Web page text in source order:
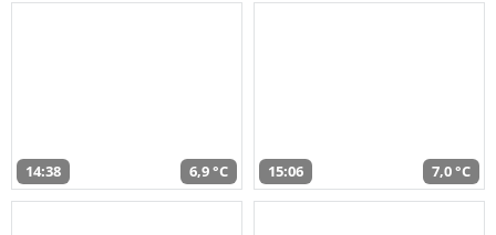
14:38 6,9 °C 15:06 7,0 °C